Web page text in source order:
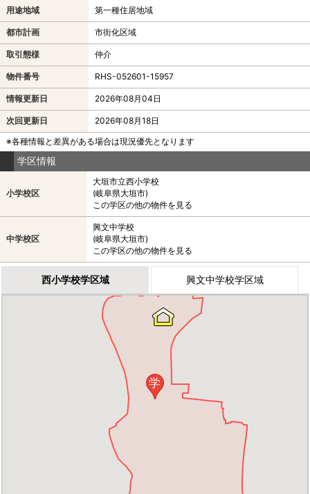
用途地域 第一種住居地域
都市計画 市街化区域
取引態様 仲介
物件番号 RHS-052601-15957
情報更新日 2026年08月04日
次回更新日
2026年08月18日
※各種情報と差異がある場合は現況優先となります
学区情報
小学校区
大垣市立西小学校
(岐阜県大垣市)
この学区の他の物件を見る
中学校区
興文中学校
(岐阜県大垣市)
この学区の他の物件を見る
西小学校学区域 興文中学校学区域
学